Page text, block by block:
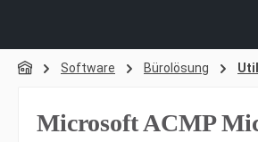
Software Bürolösung
Microsoft ACMP